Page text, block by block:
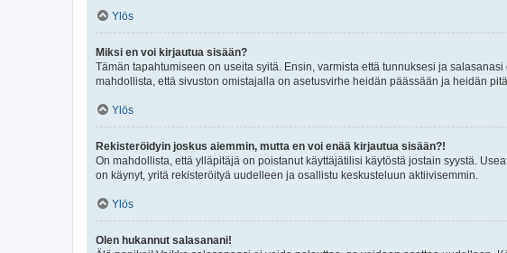
Ylös
Miksi en voi kirjautua sisään?
Tämän tapahtumiseen on useita syitä. Ensin, varmista että tunnuksesi ja
mahdollista, että sivuston omistajalla on asetusvirhe heidän päässään ja heidän
Ylös
Rekisteröidyin joskus aiemmin, mutta en voi enää kirjautua sisään?!
On mahdollista, että ylläpitäjä on poistanut käyttäjätilisi käytöstä jostain syystä.
on käynyt, yritä rekisteröityä uudelleen ja osallistu keskusteluun aktiivisemmin.
Ylös
Olen hukannut salasanani!